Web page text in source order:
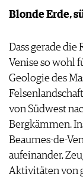
Blonde Erde,
Dass gerade die
Venise so wohl
Geologie des
von Südwest
Bergkämmen.
Beaumes-de-
aufeinander,
Aktivitäten von